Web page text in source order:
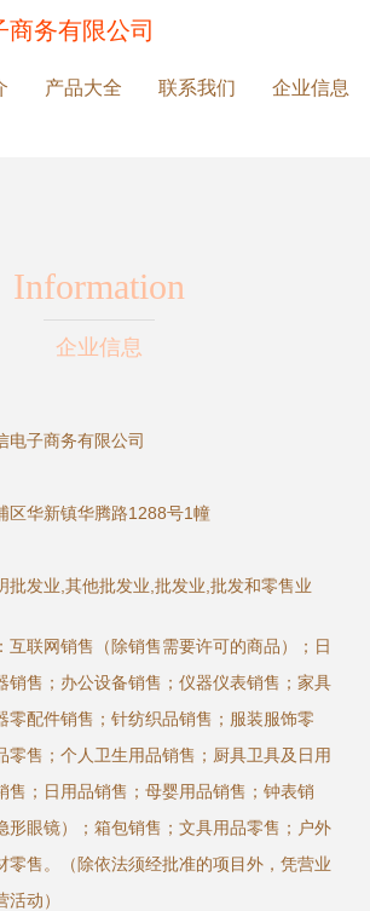
商务有限公司
产品大全 联系我们 企业信息
Information
企业信息
电子商务有限公司
区华新镇华腾路1288号1幢
批发业,其他批发业,批发业,批发和零售业
互联网销售（除销售需要许可的商品）；日
销售；办公设备销售；仪器仪表销售；家具
零配件销售；针纺织品销售；服装服饰零
零售；个人卫生用品销售；厨具卫具及日用
售；日用品销售；母婴用品销售；钟表销
形眼镜）；箱包销售；文具用品零售；户外
零售。（除依法须经批准的项目外，凭营业
动）